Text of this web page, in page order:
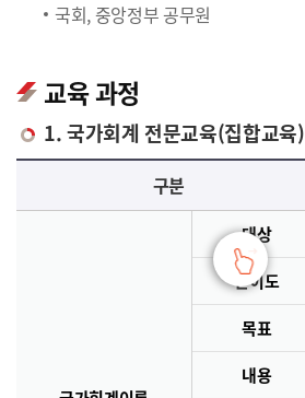
국회, 중앙정부 공무원
교육 과정
1. 국가회계 전문교육(집합교육)
국가회계 전문교육(집합교육)에 대한 안내 표로 국가회계이론, 국가회계실무, 재무결산실무로 구분되며 이에 해당하는 내용으로 구성되어 있습니다.
구분
대상
난이도
목표
내용